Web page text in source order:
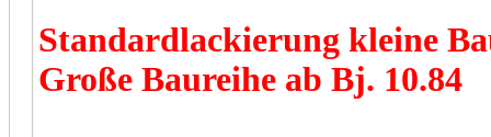
Standardlackierung kleine
Große Baureihe ab Bj. 10.84